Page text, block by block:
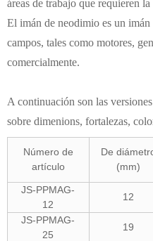
áreas de trabajo que requieren
El imán de neodimio es un
campos, tales como motores,
comercialmente.
A continuación son las
sobre dimenions, fortalezas,
Número de
artículo
De
(mm)
JS-PPMAG-
12
12
JS-PPMAG-
25
19